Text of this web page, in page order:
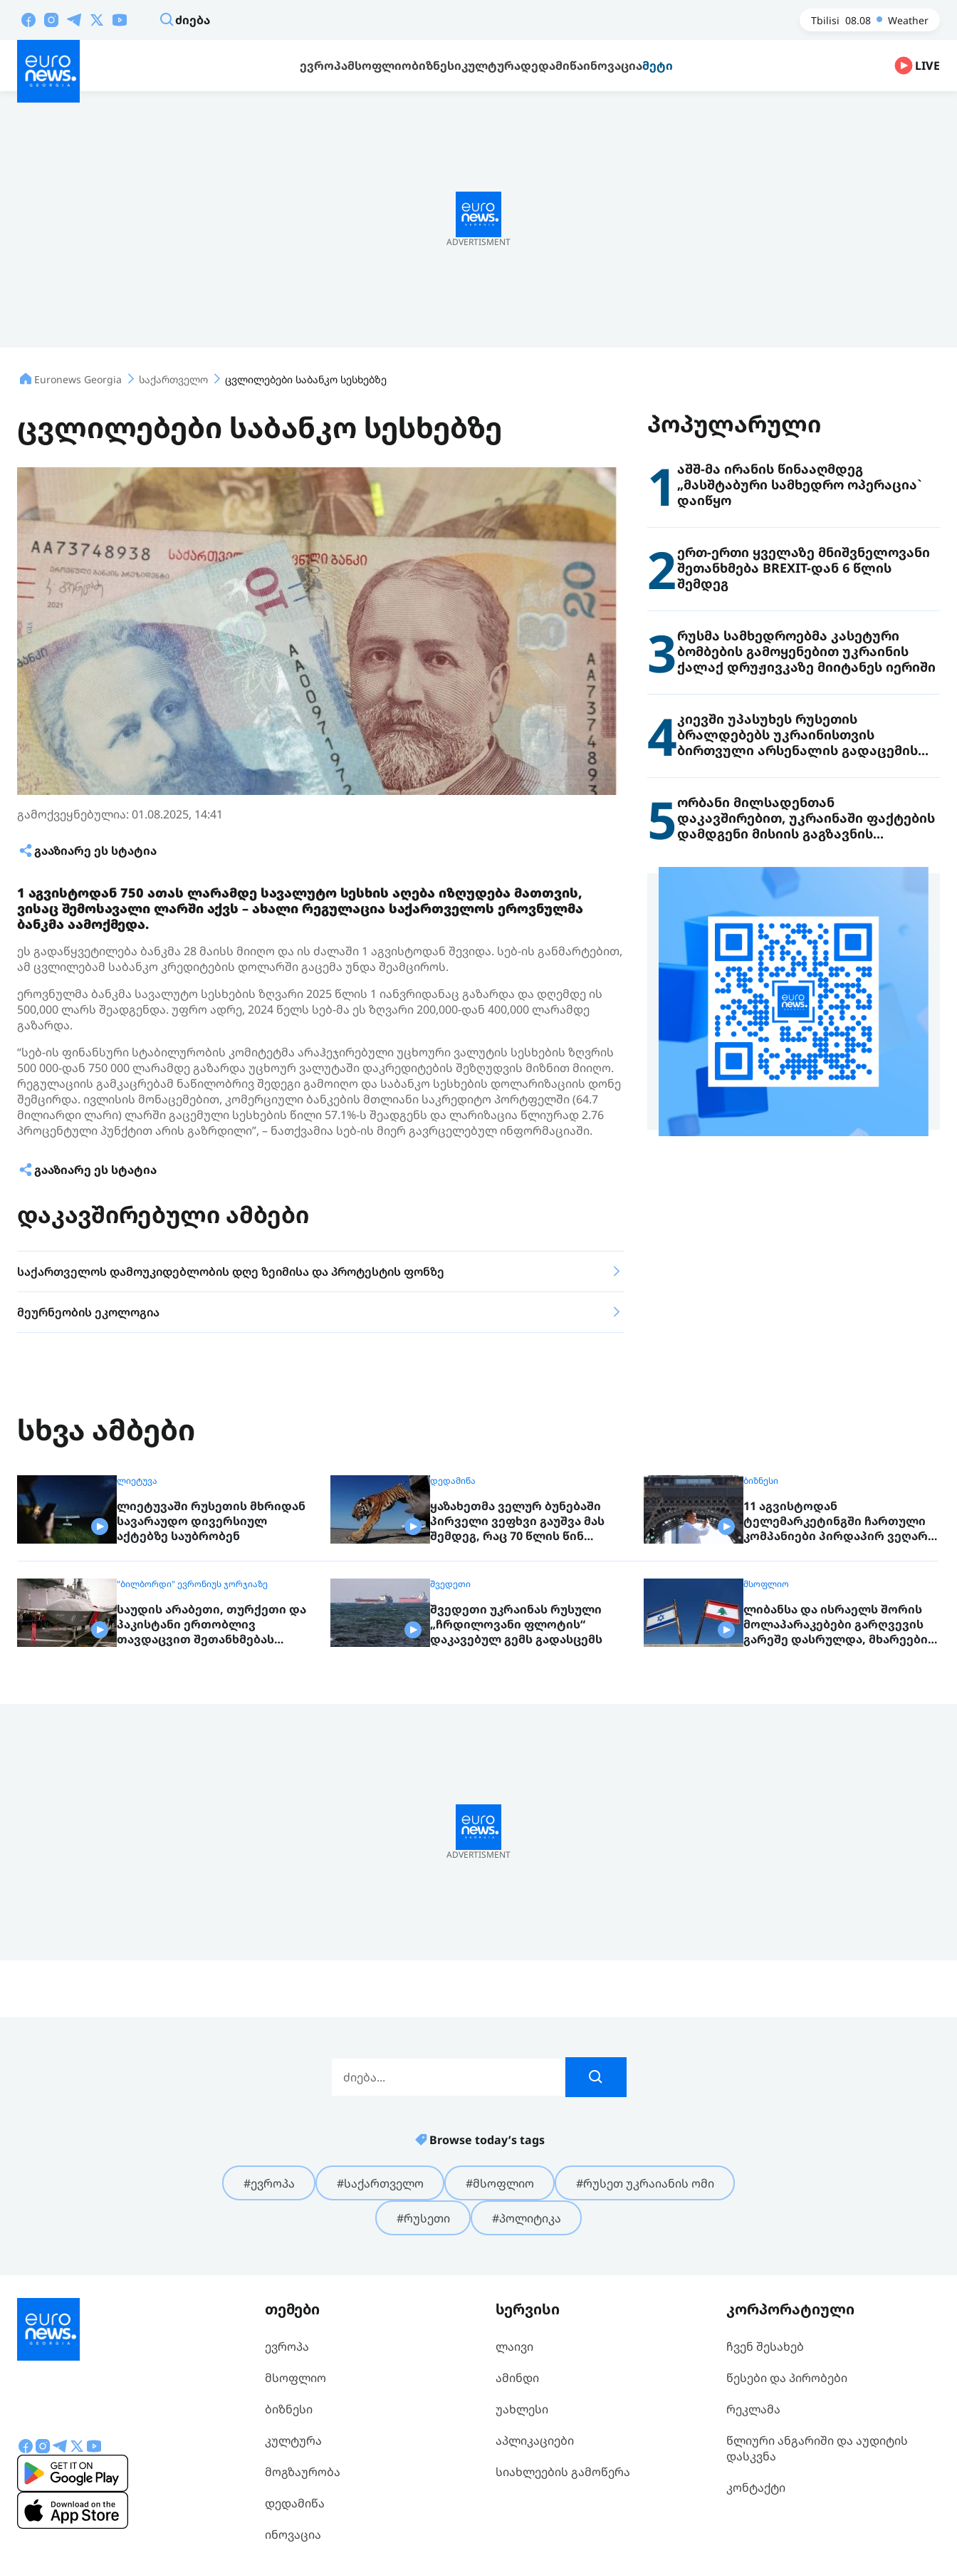
ᲫᲘᲔᲑᲐ Tbilisi 08.08 Weather
ᲔᲕᲠᲝᲞᲐᲛᲡᲝᲤᲚᲘᲝᲑᲘᲖᲜᲔᲡᲘᲙᲣᲚᲢᲣᲠᲐᲓᲔᲓᲐᲛᲘᲬᲐᲘᲜᲝᲕᲐᲪᲘᲐᲛᲔᲢᲘ LIVE
ADVERTISMENT
Euronews Georgia საქართველო ცვლილებები საბანკო სესხებზე
ცვლილებები საბანკო სესხებზე
გამოქვეყნებულია: 01.08.2025, 14:41
ᲒᲐᲐᲖᲘᲐᲠᲔ ᲔᲡ ᲡᲢᲐᲢᲘᲐ
1 აგვისტოდან 750 ათას ლარამდე სავალუტო სესხის აღება იზღუდება მათთვის,
ვისაც შემოსავალი ლარში აქვს – ახალი რეგულაცია საქართველოს ეროვნულმა
ბანკმა აამოქმედა.
ეს გადაწყვეტილება ბანკმა 28 მაისს მიიღო და ის ძალაში 1 აგვისტოდან შევიდა. სებ-ის განმარტებით,
ამ ცვლილებამ საბანკო კრედიტების დოლარში გაცემა უნდა შეამციროს.
ეროვნულმა ბანკმა სავალუტო სესხების ზღვარი 2025 წლის 1 იანვრიდანაც გაზარდა და დღემდე ის
500,000 ლარს შეადგენდა. უფრო ადრე, 2024 წელს სებ-მა ეს ზღვარი 200,000-დან 400,000 ლარამდე
გაზარდა.
“სებ-ის ფინანსური სტაბილურობის კომიტეტმა არაჰეჯირებული უცხოური ვალუტის სესხების ზღვრის
500 000-დან 750 000 ლარამდე გაზარდა უცხოურ ვალუტაში დაკრედიტების შეზღუდვის მიზნით მიიღო.
რეგულაციის გამკაცრებამ ნაწილობრივ შედეგი გამოიღო და საბანკო სესხების დოლარიზაციის დონე
შემცირდა. ივლისის მონაცემებით, კომერციული ბანკების მთლიანი საკრედიტო პორტფელში (64.7
მილიარდი ლარი) ლარში გაცემული სესხების წილი 57.1%-ს შეადგენს და ლარიზაცია წლიურად 2.76
პროცენტული პუნქტით არის გაზრდილი”, – ნათქვამია სებ-ის მიერ გავრცელებულ ინფორმაციაში.
ᲒᲐᲐᲖᲘᲐᲠᲔ ᲔᲡ ᲡᲢᲐᲢᲘᲐ
დაკავშირებული ამბები
საქართველოს დამოუკიდებლობის დღე ზეიმისა და პროტესტის ფონზე
მეურნეობის ეკოლოგია
ᲞᲝᲞᲣᲚᲐᲠᲣᲚᲘ
1აშშ-მა ირანის წინააღმდეგ
„მასშტაბური სამხედრო ოპერაცია`
დაიწყო
2ერთ-ერთი ყველაზე მნიშვნელოვანი
შეთანხმება BREXIT-დან 6 წლის
შემდეგ
3რუსმა სამხედროებმა კასეტური
ბომბების გამოყენებით უკრაინის
ქალაქ დრუჟივკაზე მიიტანეს იერიში
4კიევში უპასუხეს რუსეთის
ბრალდებებს უკრაინისთვის
ბირთვული არსენალის გადაცემის
5ორბანი მილსადენთან
დაკავშირებით, უკრაინაში ფაქტების
დამდგენი მისიის გაგზავნის
სხვა ამბები
ᲚᲘᲔᲢᲣᲕᲐ
ლიეტუვაში რუსეთის მხრიდან
სავარაუდო დივერსიულ
აქტებზე საუბრობენ
ᲓᲔᲓᲐᲛᲘᲬᲐ
ყაზახეთმა ველურ ბუნებაში
პირველი ვეფხვი გაუშვა მას
შემდეგ, რაც 70 წლის წინ
თურანული ვეფხვი
ᲑᲘᲖᲜᲔᲡᲘ
11 აგვისტოდან
ტელემარკეტინგში ჩართული
კომპანიები პირდაპირ ვეღარ
მოქალაქეებს
"ᲑᲘᲚᲑᲝᲠᲓᲘ" ᲔᲕᲠᲝᲜᲘᲣᲡ ᲯᲝᲠᲯᲘᲐᲖᲔ
საუდის არაბეთი, თურქეთი და
პაკისტანი ერთობლივ
თავდაცვით შეთანხმებას
ᲨᲕᲔᲓᲔᲗᲘ
შვედეთი უკრაინას რუსული
„ჩრდილოვანი ფლოტის“
დაკავებულ გემს გადასცემს
ᲛᲡᲝᲤᲚᲘᲝ
ლიბანსა და ისრაელს შორის
მოლაპარაკებები გარღვევის
გარეშე დასრულდა, მხარეები
ADVERTISMENT
Browse today’s tags
#ევროპა #საქართველო #მსოფლიო #რუსეთ უკრაიანის ომი
#რუსეთი #პოლიტიკა
თემები
ევროპა
მსოფლიო
ბიზნესი
კულტურა
მოგზაურობა
დედამიწა
ინოვაცია
სერვისი
ლაივი
ამინდი
უახლესი
აპლიკაციები
სიახლეების გამოწერა
კორპორატიული
ჩვენ შესახებ
წესები და პირობები
რეკლამა
წლიური ანგარიში და აუდიტის
დასკვნა
კონტაქტი